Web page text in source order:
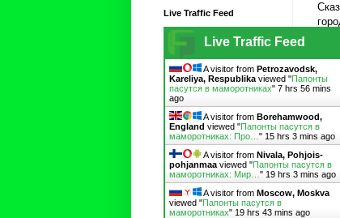
на
Live Traffic Feed
Live Traffic Feed
A visitor from Petrozavodsk,
Kareliya, Respublika viewed "Папонты
пасутся в маморотниках" 7 hrs 56 mins
ago
A visitor from Borehamwood,
England viewed "Папонты пасутся в
маморотниках: Про… " 15 hrs 3 mins ago
A visitor from Nivala, Pohjois-
pohjanmaa viewed "Папонты пасутся в
маморотниках: Мир… " 19 hrs 3 mins ago
A visitor from Moscow, Moskva
viewed "Папонты пасутся в
маморотниках" 19 hrs 43 mins ago